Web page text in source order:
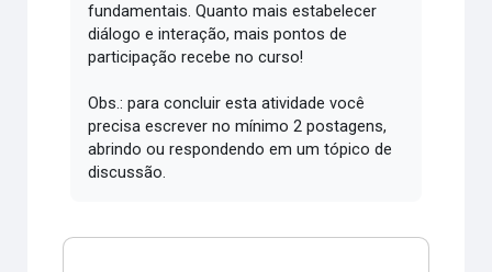
fundamentais.Quanto mais estabelecer
diálogo e interação, mais pontos de
participação recebe no curso!
Obs.: para concluir esta atividade você
precisa escrever no mínimo 2 postagens,
abrindo ou respondendo em um tópico de
discussão.